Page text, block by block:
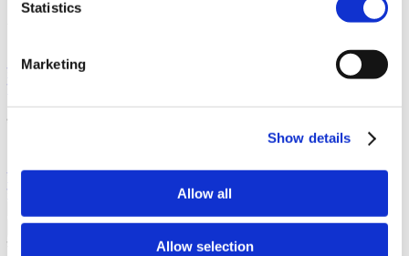
Statistics
Marketing
Show details
Allow all
Allow selection
हमारी कहानी
हमारी उत्पत्ति के बारे में जानें और इस अनूठे प्लेटफ़ॉर्म को बनाने
के हमारे उद्देश्यों की खोज करें।
आप जैसे अन्य समुदाय
साथ एक सेल्फी बनाएं।
हमारे प्लेटफ़ॉर्म को इतना खास क्या
वापस जाओ